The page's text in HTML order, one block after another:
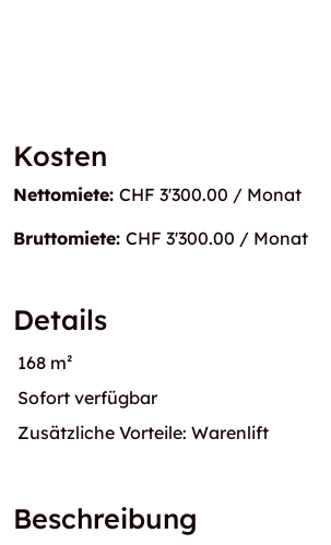
Kosten
Nettomiete: CHF 3'300.00 / Monat
Bruttomiete: CHF 3'300.00 / Monat
Details
168 m²
Sofort verfügbar
Zusätzliche Vorteile: Warenlift
Beschreibung